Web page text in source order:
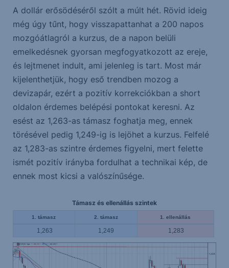
A dollár erősödéséről szólt a múlt hét. Rövid ideig
még úgy tűnt, hogy visszapattanhat a 200 napos
mozgóátlagról a kurzus, de a napon belüli
emelkedésnek gyorsan megfogyatkozott az ereje,
és lejtmenet indult, ami jelenleg is tart. Most már
kijelenthetjük, hogy eső trendben mozog a
devizapár, ezért a pozitív korrekciókban a short
oldalon érdemes belépési pontokat keresni. Az
esést az 1,263-as támasz foghatja meg, ennek
törésével pedig 1,249-ig is lejöhet a kurzus. Felfelé
az 1,283-as szintre érdemes figyelni, mert felette
ismét pozitív irányba fordulhat a technikai kép, de
ennek most kicsi a valószínűsége.
Támasz és ellenállás szintek
1. támasz 2. támasz 1. ellenállás
1,263 1,249 1,283